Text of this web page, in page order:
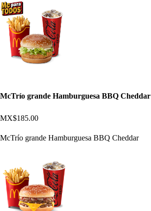
McTrío grande Hamburguesa BBQ Cheddar
MX$185.00
McTrío grande Hamburguesa BBQ Cheddar